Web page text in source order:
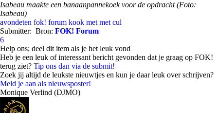
Isabeau maakte een banaanpannekoek voor de opdracht (Foto:
Isabeau)
avondeten fok! forum kook met met cul
Submitter: Bron: FOK! Forum
6
Help ons; deel dit item als je het leuk vond
Heb je een leuk of interessant bericht gevonden dat je graag op FOK!
terug ziet? Tip ons dan via de submit!
Zoek jij altijd de leukste nieuwtjes en kun je daar leuk over schrijven?
Meld je aan als nieuwsposter!
Monique Verlind (DJMO)